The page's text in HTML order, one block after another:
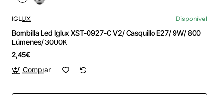
IGLUX Disponível
Bombilla Led Iglux XST-0927-C V2/ Casquillo E27/ 9W/ 800
Lúmenes/ 3000K
2,45€
Comprar